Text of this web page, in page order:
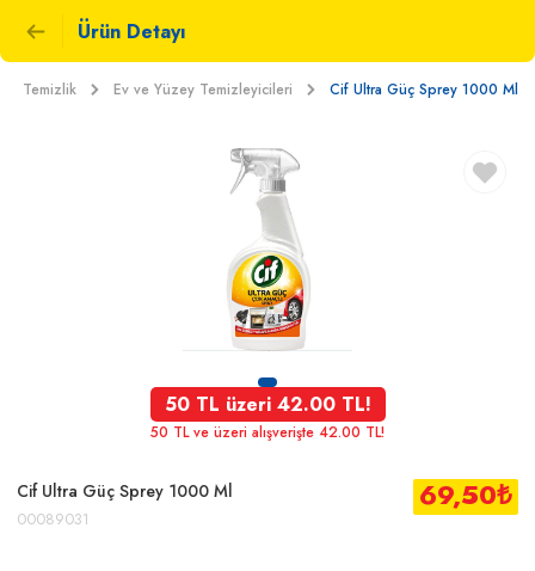
Ürün Detayı
Temizlik Ev ve Yüzey Temizleyicileri Cif Ultra Güç Sprey 1000 Ml
50 TL üzeri 42.00 TL!
50 TL ve üzeri alışverişte 42.00 TL!
Cif Ultra Güç Sprey 1000 Ml
00089031
69,50₺